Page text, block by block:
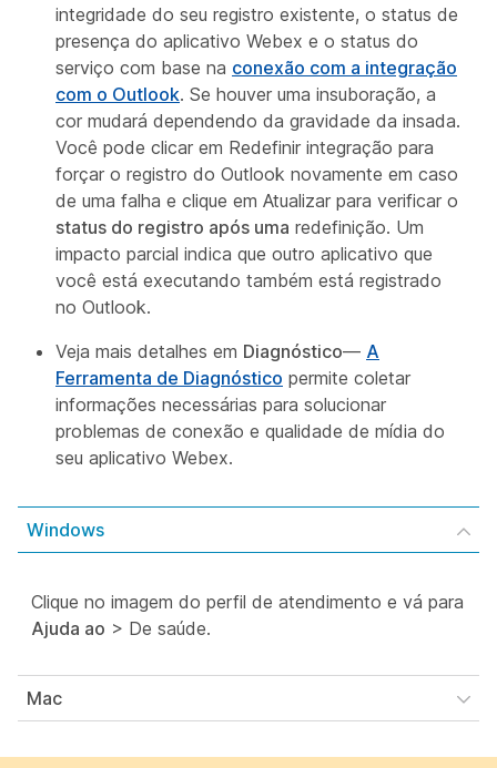
integridade do seu registro existente, o status de
presença do aplicativo Webex e o status do
serviço com base na conexão com a integração
com o Outlook. Se houver uma insuboração, a
cor mudará dependendo da gravidade da insada.
Você pode clicar em Redefinir integração para
forçar o registro do Outlook novamente em caso
de uma falha e clique em Atualizar para verificar o
status do registro após uma redefinição. Um
impacto parcial indica que outro aplicativo que
você está executando também está registrado
no Outlook.
Veja mais detalhes em Diagnóstico— A
Ferramenta de Diagnóstico permite coletar
informações necessárias para solucionar
problemas de conexão e qualidade de mídia do
seu aplicativo Webex.
Windows
Clique no imagem do perfil de atendimento e vá para
Ajuda ao > De saúde.
Mac